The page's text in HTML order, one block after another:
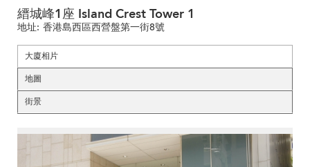
縉城峰1座 Island Crest Tower 1
地址: 香港島西區西營盤第一街8號
大廈相片
地圖
街景